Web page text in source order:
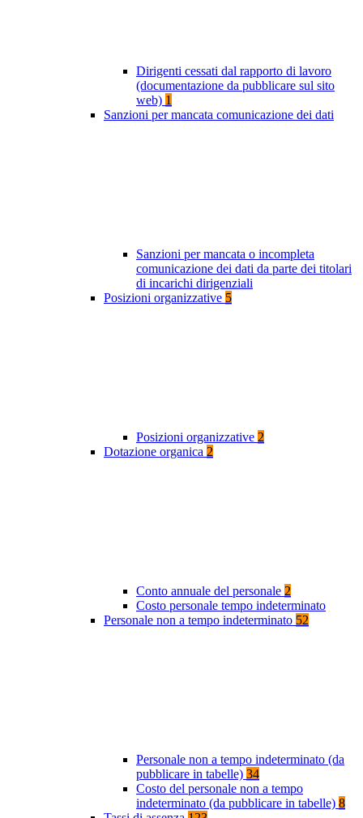
Dirigenti cessati dal rapporto di lavoro
(documentazione da pubblicare sul sito
web) 1
Sanzioni per mancata comunicazione dei dati
Sanzioni per mancata o incompleta
comunicazione dei dati da parte dei titolari
di incarichi dirigenziali
Posizioni organizzative 5
Posizioni organizzative 2
Dotazione organica 2
Conto annuale del personale 2
Costo personale tempo indeterminato
Personale non a tempo indeterminato 52
Personale non a tempo indeterminato (da
pubblicare in tabelle) 34
Costo del personale non a tempo
indeterminato (da pubblicare in tabelle) 8